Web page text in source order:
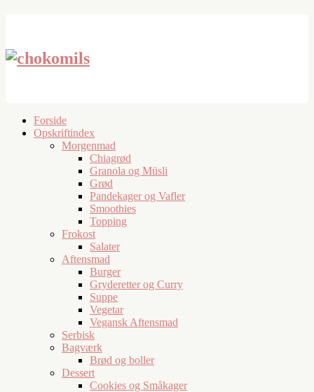
Forside
Opskriftindex
Morgenmad
Chiagrød
Granola og Müsli
Grød
Pandekager og Vafler
Smoothies
Topping
Frokost
Salater
Aftensmad
Burger
Gryderetter og Curry
Suppe
Vegetar
Vegansk Aftensmad
Serbisk
Bagværk
Brød og boller
Dessert
Cookies og Småkager